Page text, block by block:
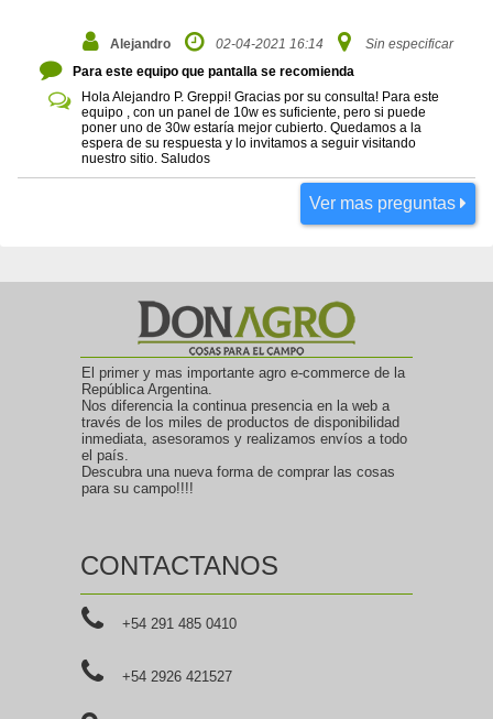
Alejandro 02-04-2021 16:14
Sin especificar
Para este equipo que pantalla se recomienda
Hola Alejandro P. Greppi! Gracias por su consulta! Para este
equipo , con un panel de 10w es suficiente, pero si puede
poner uno de 30w estaría mejor cubierto. Quedamos a la
espera de su respuesta y lo invitamos a seguir visitando
nuestro sitio. Saludos
Ver mas preguntas
El primer y mas importante agro e-commerce de la
República Argentina.
Nos diferencia la continua presencia en la web a
través de los miles de productos de disponibilidad
inmediata, asesoramos y realizamos envíos a todo
el país.
Descubra una nueva forma de comprar las cosas
para su campo!!!!
CONTACTANOS
+54 291 485 0410
+54 2926 421527